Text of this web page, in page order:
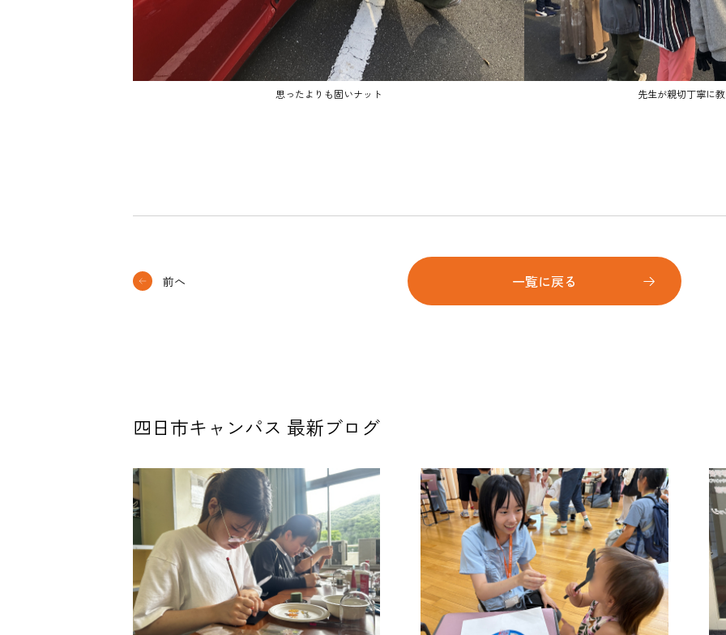
思ったよりも固いナット 先生が親切丁寧に
前へ 一覧に戻る
四日市キャンパス 最新ブログ